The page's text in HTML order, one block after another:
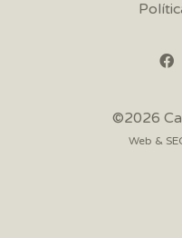
©2026
Web &